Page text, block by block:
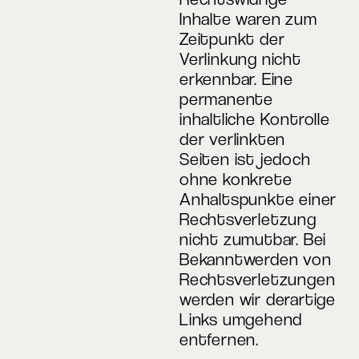
Inhalte waren zum
Zeitpunkt der
Verlinkung nicht
erkennbar. Eine
permanente
inhaltliche Kontrolle
der verlinkten
Seiten ist jedoch
ohne konkrete
Anhaltspunkte einer
Rechtsverletzung
nicht zumutbar. Bei
Bekanntwerden von
Rechtsverletzungen
werden wir derartige
Links umgehend
entfernen.